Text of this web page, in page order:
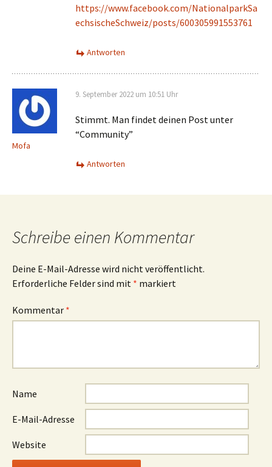
https://www.facebook.com/NationalparkSa
echsischeSchweiz/posts/600305991553761
Antworten
Mofa
9. September 2022 um 10:51 Uhr
Stimmt. Man findet deinen Post unter
“Community”
Antworten
Schreibe einen Kommentar
Deine E-Mail-Adresse wird nicht veröffentlicht.
Erforderliche Felder sind mit * markiert
Kommentar *
Name
E-Mail-Adresse
Website